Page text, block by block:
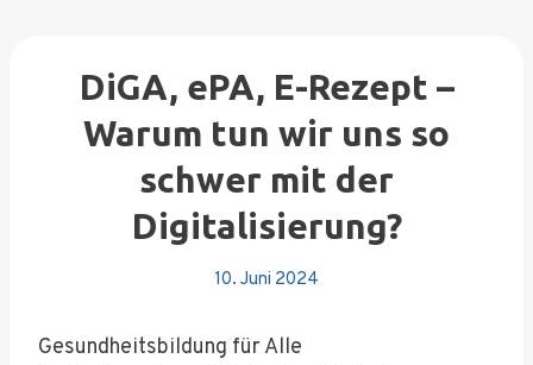
DiGA, ePA, E-Rezept –
Warum tun wir uns so
schwer mit der
Digitalisierung?
10. Juni 2024
Gesundheitsbildung für Alle